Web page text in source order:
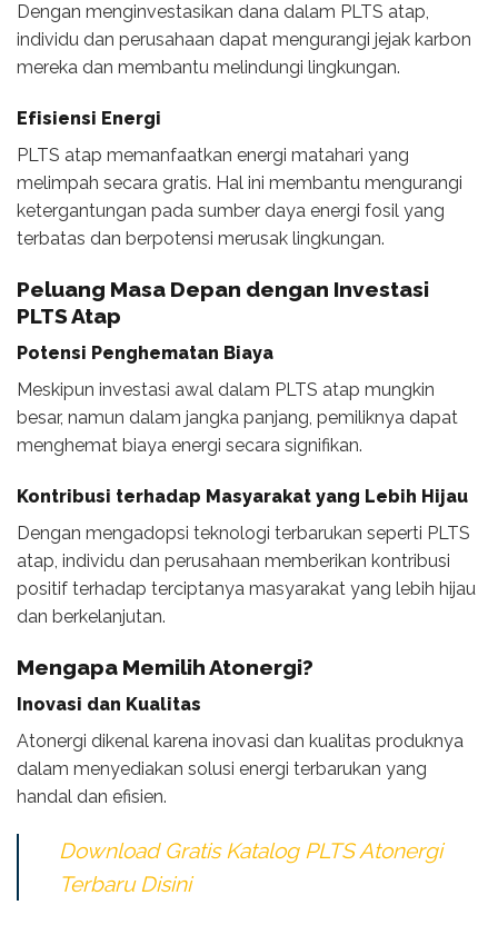
Dengan menginvestasikan dana dalam PLTS atap,
individu dan perusahaan dapat mengurangi jejak karbon
mereka dan membantu melindungi lingkungan.
Efisiensi Energi
PLTS atap memanfaatkan energi matahari yang
melimpah secara gratis. Hal ini membantu mengurangi
ketergantungan pada sumber daya energi fosil yang
terbatas dan berpotensi merusak lingkungan.
Peluang Masa Depan dengan Investasi
PLTS Atap
Potensi Penghematan Biaya
Meskipun investasi awal dalam PLTS atap mungkin
besar, namun dalam jangka panjang, pemiliknya dapat
menghemat biaya energi secara signifikan.
Kontribusi terhadap Masyarakat yang Lebih Hijau
Dengan mengadopsi teknologi terbarukan seperti PLTS
atap, individu dan perusahaan memberikan kontribusi
positif terhadap terciptanya masyarakat yang lebih hijau
dan berkelanjutan.
Mengapa Memilih Atonergi?
Inovasi dan Kualitas
Atonergi dikenal karena inovasi dan kualitas produknya
dalam menyediakan solusi energi terbarukan yang
handal dan efisien.
Download Gratis Katalog PLTS Atonergi
Terbaru Disini